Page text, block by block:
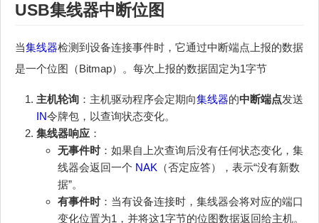
USB集线器中断位图
当集线器检测到设备连接事件时，它通过中断端点上报的数据
是一个位图（Bitmap）。每次上报的数据固定为1字节
主机轮询 ：主机驱动程序会定期向集线器的中断端点发送
IN令牌包，以查询状态变化。
集线器响应 ：
无事件时：如果自上次查询后没有任何状态变化，集
线器会返回一个 NAK （否定应答），表示“没有新数
据”。
有事件时：当有设备连接时，集线器会将对应的端口
变化位置为1，并将这1字节的位图数据返回给主机。